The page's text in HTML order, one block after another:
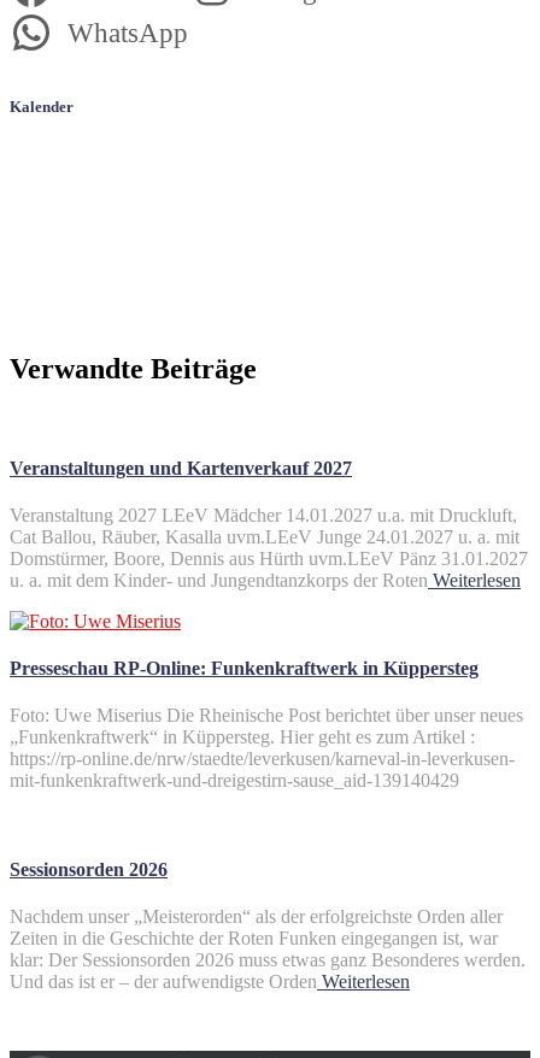
WhatsApp
Kalender
Verwandte Beiträge
Veranstaltungen und Kartenverkauf 2027
Veranstaltung 2027 LEeV Mädcher 14.01.2027 u.a. mit Druckluft,
Cat Ballou, Räuber, Kasalla uvm.LEeV Junge 24.01.2027 u. a. mit
Domstürmer, Boore, Dennis aus Hürth uvm.LEeV Pänz 31.01.2027
u. a. mit dem Kinder- und Jungendtanzkorps der Roten Weiterlesen
Presseschau RP-Online: Funkenkraftwerk in Küppersteg
Foto: Uwe Miserius Die Rheinische Post berichtet über unser neues
„Funkenkraftwerk“ in Küppersteg. Hier geht es zum Artikel :
https://rp-online.de/nrw/staedte/leverkusen/karneval-in-leverkusen-
mit-funkenkraftwerk-und-dreigestirn-sause_aid-139140429
Sessionsorden 2026
Nachdem unser „Meisterorden“ als der erfolgreichste Orden aller
Zeiten in die Geschichte der Roten Funken eingegangen ist, war
klar: Der Sessionsorden 2026 muss etwas ganz Besonderes werden.
Und das ist er – der aufwendigste Orden Weiterlesen